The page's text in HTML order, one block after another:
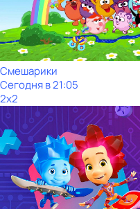
Смешарики
Сегодня в 21:05
2x2